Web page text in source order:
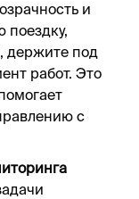
и
поездку,
держите под
работ. Это
с